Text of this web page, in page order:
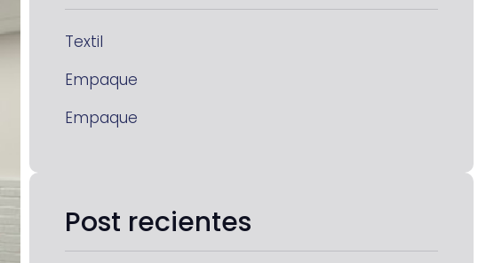
Textil
Empaque
Empaque
Post recientes